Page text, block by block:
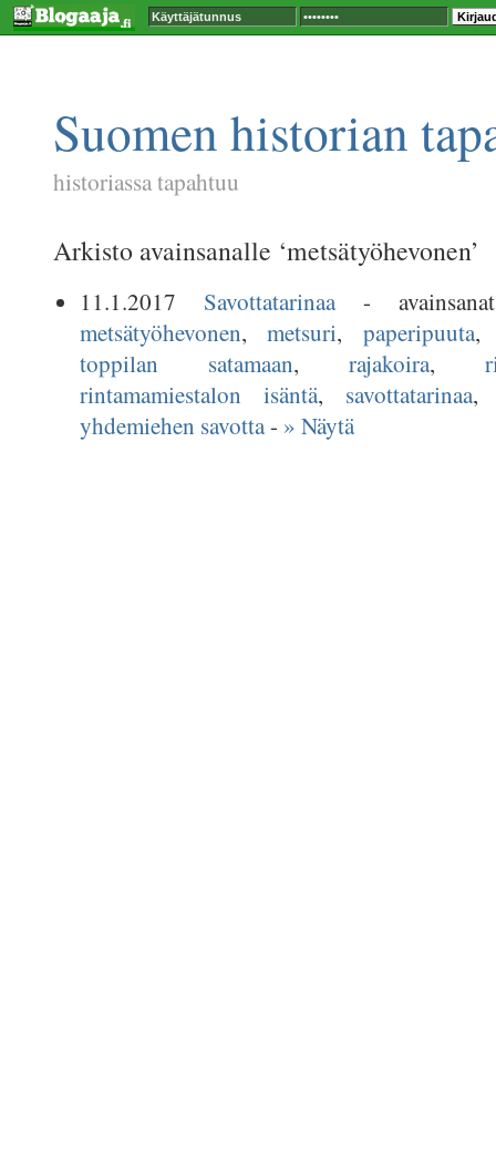
Suomen historian
historiassa tapahtuu
Arkisto avainsanalle ‘metsätyöhevonen’
11.1.2017 Savottatarinaa-
metsätyöhevonen, metsuri, paperipuuta
toppilan satamaan, rajakoira,
rintamamiestalon isäntä, savottatarinaa
yhdemiehen savotta- » Näytä